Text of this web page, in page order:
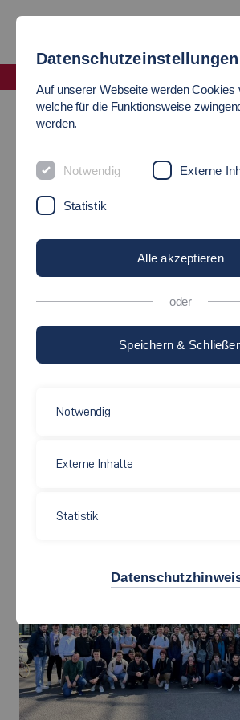
IT-News
AKTUELLES
EXKURSION DES 4.
SEMESTERS DER
FAKULTÄT
Datenschutzeinstellungen
Auf unserer Webseite werden Cookies
welche für die Funktionsweise
werden.
Notwendig Externe
Statistik
Alle akzeptieren
oder
Speichern &
Notwendig
Externe Inhalte
Statistik